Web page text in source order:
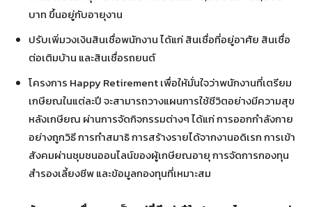
บาท ขึ้นอยู่กับอายุงาน
ปรับเพิ่มวงเงินสินเชื่อพนักงาน ได้แก่ สินเชื่อที่อยู่อาศัย สินเชื่อ
ต่อเติมบ้าน และสินเชื่อรถยนต์
โครงการ Happy Retirement เพื่อให้มั่นใจว่าพนักงานที่เตรียม
เกษียณในแต่ละปี จะสามารถวางแผนการใช้ชีวิตอย่างมีความสุข
หลังเกษียณ ผ่านการจัดกิจกรรมต่างๆ ได้แก่ การออกกำลังกาย
อย่างถูกวิธี การทำสมาธิ การสร้างรายได้จากงานอดิเรก การเข้า
สังคมผ่านชุมชนออนไลน์ของผู้เกษียณอายุ การจัดการกองทุน
สำรองเลี้ยงชีพ และข้อมูลกองทุนที่เหมาะสม